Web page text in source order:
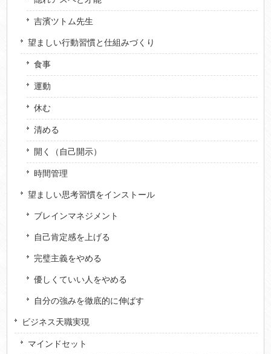
吉濱ツトム先生
望ましい行動習慣と仕組みづくり
食事
運動
休む
清める
開く（自己開示）
時間管理
望ましい思考習慣をインストール
ブレインマネジメント
自己肯定感を上げる
完璧主義をやめる
優しくていい人をやめる
自分の強みを徹底的に伸ばす
ビジネス天職実現
マインドセット